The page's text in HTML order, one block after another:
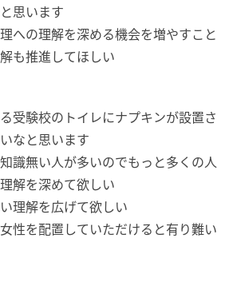
思います
への理解を深める機会を増やすこと
も推進してほしい
受験校のトイレにナプキンが設置さ
なと思います
識無い人が多いのでもっと多くの人
解を深めて欲しい
理解を広げて欲しい
性を配置していただけると有り難い